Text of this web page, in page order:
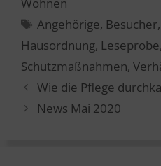
Schlagwörter
Angehörige, Besucher,
Hausordnung, Leseprobe,
Schutzmaßnahmen,
Wie die Pflege
News Mai 2020